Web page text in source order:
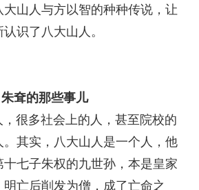
大山人与方以智的种种传说，让
识了八大山人。
朱耷的那些事儿
很多社会上的人，甚至院校的
。其实，八大山人是一个人，他
七子朱权的九世孙，本是皇家
亡后削发为僧，成了亡命之